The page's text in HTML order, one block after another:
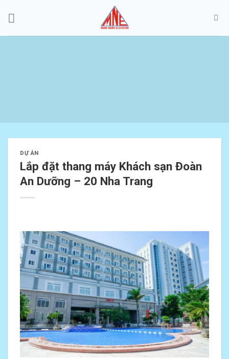
DỰ ÁN
Lắp đặt thang máy Khách sạn Đoàn
An Dưỡng – 20 Nha Trang